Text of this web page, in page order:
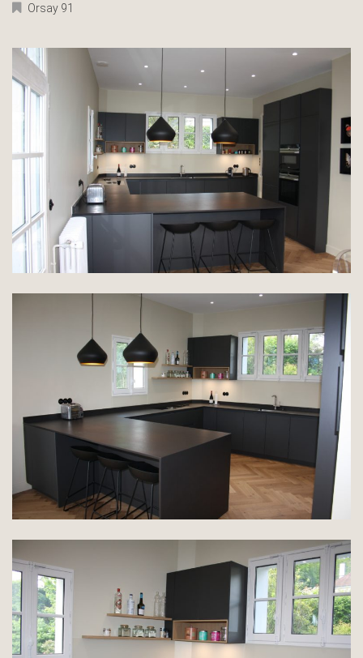
Orsay 91